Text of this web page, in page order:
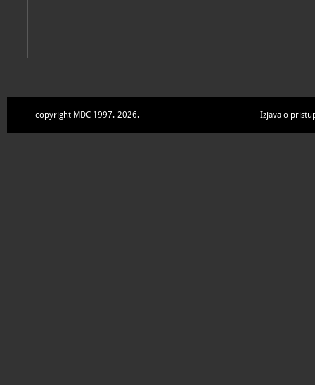
copyright MDC 1997.-2026. Izjava o